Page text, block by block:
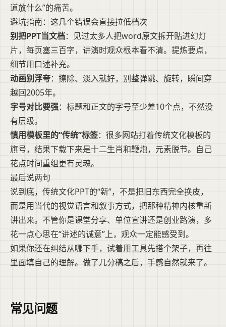
道放什么”的痛苦。
避坑指南：这几个错误会直接拉低档次
别把PPT当文档：见过太多人把word原文拆开贴进幻灯
片，每页塞三百字，讲演时观众根本看不清。提炼要点，
细节用口述补充。
动画别浮夸：擦除、淡入就好，别整弹跳、旋转，瞬间穿
越回2005年。
字号对比要强：标题和正文的字号至少差10个点，不然没
有层级。
慎用模板里的“传统”标签：很多网站打着传统文化模板的
旗号，结果下载下来是十二生肖和鞭炮，元素脱节。自己
花点时间重组更有灵魂。
最后说两句
说到底，传统文化PPT的“新”，不是把旧东西完全换皮，
而是用当代的视觉语言和叙事方式，把那种精神内核重新
讲出来。不管你是课堂分享、单位宣讲还是创业路演，多
花一点心思在“讲述的诚意”上，观众一定能感受到。
如果你还在纠结从哪下手，试着用工具先搭个架子，再往
里面填自己的理解。做了几分稿之后，手感自然就来了。
常见问题